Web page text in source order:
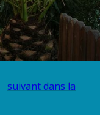
suivant dans la